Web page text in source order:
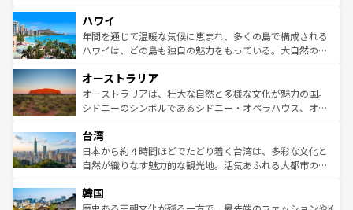
ば市内交通費無料で観光を楽しむこともできる。 なお、新
着のスイス情報はコンテンツ一覧 を参照してほしい。
のような巨大都市は、観光、ショッピング、エンターテイ
ンメントが詰まった刺激的なスポットだ。一方、アメリカ
西部には大自然が広がり、グランドキャニオンやイエロー
部のニューオーリンズでは、音楽と美食が融合した独特の
文化が魅力。旅行者はアメリカの各地域で異なる魅力を楽
しみながら、その多様性と豊かな歴史を感じることができ
ならではの贅沢な旅のスタイルだ。 なお、新着のアメリカ
情報はコンテンツ一覧を参照してほしい。
ハワイ
年間を通じて温暖な気候に恵まれ、多くの島で構成される
ハワイは、どの島も独自の魅力をもっている。大自然の神
ワイ島は見逃せない。また、定番の観光地といえばオアフ
島だが、静かな自然を求めるならマウイ島やカウアイ島が
おすすめ。エメラルドグリーンに輝く海をはじめ、豊かな
れるおもてなしの心で訪れる人々を迎えてくれるハワイの
人々、おいしいローカルフードやハワイアンミュージッ
ク、伝統的なフラダンスなど、すべてがハワイの魅力を彩
ワイを、存分に味わってほしい。 なお、新着のハワイ情報
はコンテンツ一覧を参照してほしい。
オーストラリア
オーストラリアは、壮大な自然と多様な文化が魅力の国。
シドニーのシンボルであるシドニー・オペラハウス、オー
リアリーフや大陸中央部にそびえるウルル（エアーズロッ
ク）、タスマニアの美しい原生林やケアンズの熱帯雨林な
ど、見どころがたくさん。また、カフェやワイン、オージ
いる。アクティビティも充実しており、サーフィンやダイ
ビング、ハイキングなど、アウトドア好きにはたまらな
台湾
日本から約４時間ほどでたどり着く台湾は、多彩な文化と
自然が織りなす魅力的な観光地。活気あふれる大都市の台
ン）、静ひつな山岳地帯である台湾東部など、都市の喧騒
と山間の静けさが共存しており、訪れる人に新しい発見と
韓国